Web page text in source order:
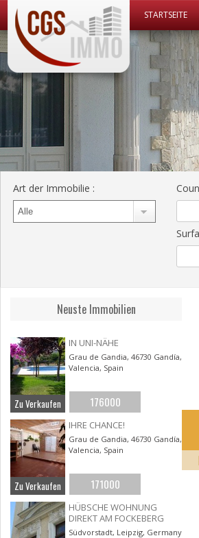
STARTSEITE
CGS Immo
CGS Immo Web
Art der Immobilie :
Neuste Immobilien
IN UNI-NÄHE
Grau de Gandia, 46730 Gandía,
Valencia, Spain
Zu Verkaufen 176000
IHRE CHANCE!
Grau de Gandia, 46730 Gandía,
Valencia, Spain
Zu Verkaufen 171000
HÜBSCHE WOHNUNG
DIREKT AM FOCKEBERG
Südvorstadt, Leipzig, Germany